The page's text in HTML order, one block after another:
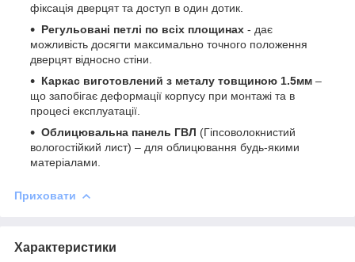
фіксація дверцят та доступ в один дотик.
Регульовані петлі по всіх площинах - дає
можливість досягти максимально точного положення
дверцят відносно стіни.
Каркас виготовлений з металу товщиною 1.5мм –
що запобігає деформації корпусу при монтажі та в
процесі експлуатації.
Облицювальна панель ГВЛ (Гіпсоволокнистий
вологостійкий лист) – для облицювання будь-якими
матеріалами.
Приховати
Характеристики